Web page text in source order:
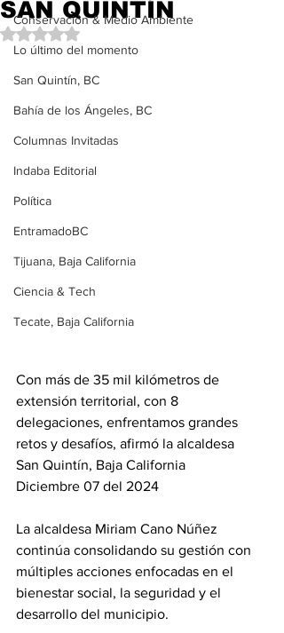
Conservación & Medio Ambiente
Lo último del momento
San Quintín, BC
Bahía de los Ángeles, BC
Columnas Invitadas
Indaba Editorial
Política
EntramadoBC
Tijuana, Baja California
Ciencia & Tech
Tecate, Baja California
SAN QUINTÍN
Obtuvo NaN de 5 estrellas.
Con más de 35 mil kilómetros de
extensión territorial, con 8
delegaciones, enfrentamos grandes
retos y desafíos, afirmó la alcaldesa
San Quintín, Baja California
Diciembre 07 del 2024
La alcaldesa Miriam Cano Núñez
continúa consolidando su gestión con
múltiples acciones enfocadas en el
bienestar social, la seguridad y el
desarrollo del municipio.